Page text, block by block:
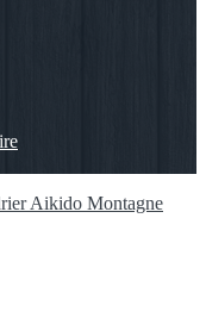
Aikido Montagne